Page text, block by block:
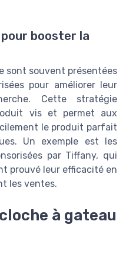
booster la
sont souvent présentées
pour améliorer leur
Cette stratégie
vis et permet aux
le produit parfait
Un exemple est les
par Tiffany, qui
prouvé leur efficacité en
les ventes.
à gateau